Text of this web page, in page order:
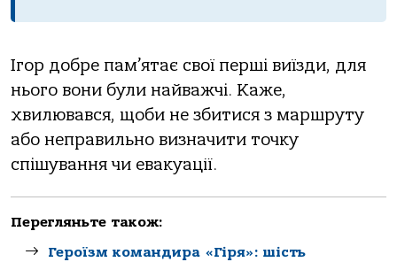
Ігор добре пам’ятає свої перші виїзди, для
нього вони були найважчі. Каже,
хвилювався, щоби не збитися з маршруту
або неправильно визначити точку
спішування чи евакуації.
Перегляньте також:
Героїзм командира «Гіря»: шість